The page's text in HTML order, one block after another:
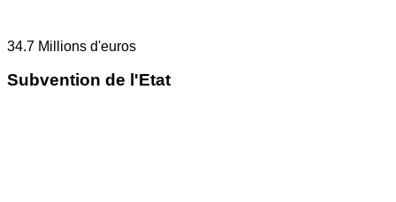
34.7 Millions d'euros
Subvention de l'Etat